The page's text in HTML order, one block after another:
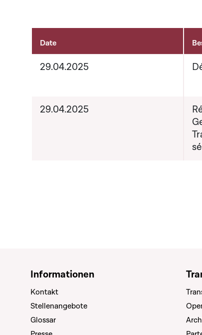
Activités sur le dossier
Date
29.04.2025
29.04.2025
Informationen
Kontakt
Stellenangebote
Glossar